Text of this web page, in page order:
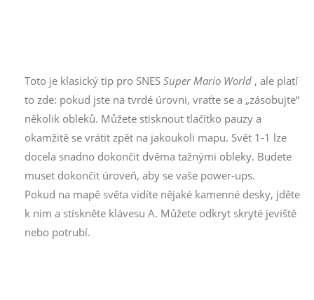
Toto je klasický tip pro SNES Super Mario World , ale platí
to zde: pokud jste na tvrdé úrovni, vraťte se a „zásobujte“
několik obleků. Můžete stisknout tlačítko pauzy a
okamžitě se vrátit zpět na jakoukoli mapu. Svět 1-1 lze
docela snadno dokončit dvěma tažnými obleky. Budete
muset dokončit úroveň, aby se vaše power-ups.
Pokud na mapě světa vidíte nějaké kamenné desky, jděte
k nim a stiskněte klávesu A. Můžete odkryt skryté jeviště
nebo potrubí.